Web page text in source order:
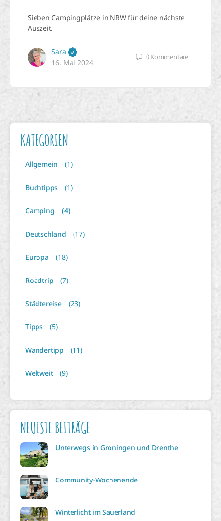
Sieben Campingplätze in NRW für deine nächste
Auszeit.
Sara
16. Mai 2024
0Kommentare
KATEGORIEN
Allgemein (1)
Buchtipps (1)
Camping (4)
Deutschland (17)
Europa (18)
Roadtrip (7)
Städtereise (23)
Tipps (5)
Wandertipp (11)
Weltweit (9)
NEUESTE BEITRÄGE
Unterwegs in Groningen und Drenthe
Community-Wochenende
Winterlicht im Sauerland